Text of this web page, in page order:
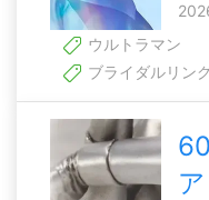
ウルトラマン
ブライダルリン
ア